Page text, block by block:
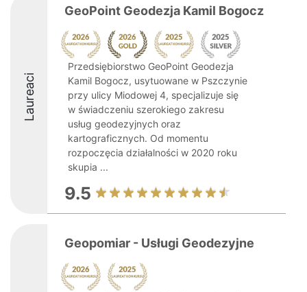
Laureaci
GeoPoint Geodezja Kamil Bogocz
Przedsiębiorstwo GeoPoint Geodezja
Kamil Bogocz, usytuowane w Pszczynie
przy ulicy Miodowej 4, specjalizuje się
w świadczeniu szerokiego zakresu
usług geodezyjnych oraz
kartograficznych. Od momentu
rozpoczęcia działalności w 2020 roku
skupia ...
9.5
Geopomiar - Usługi Geodezyjne